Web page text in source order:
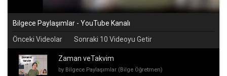
Bilgece Paylaşımlar - YouTube Kanalı
Önceki Videolar
Sonraki 10 Videoyu Getir
Zaman veTakvim
by Bilgece Paylaşımlar (Bilge Öğretmen)